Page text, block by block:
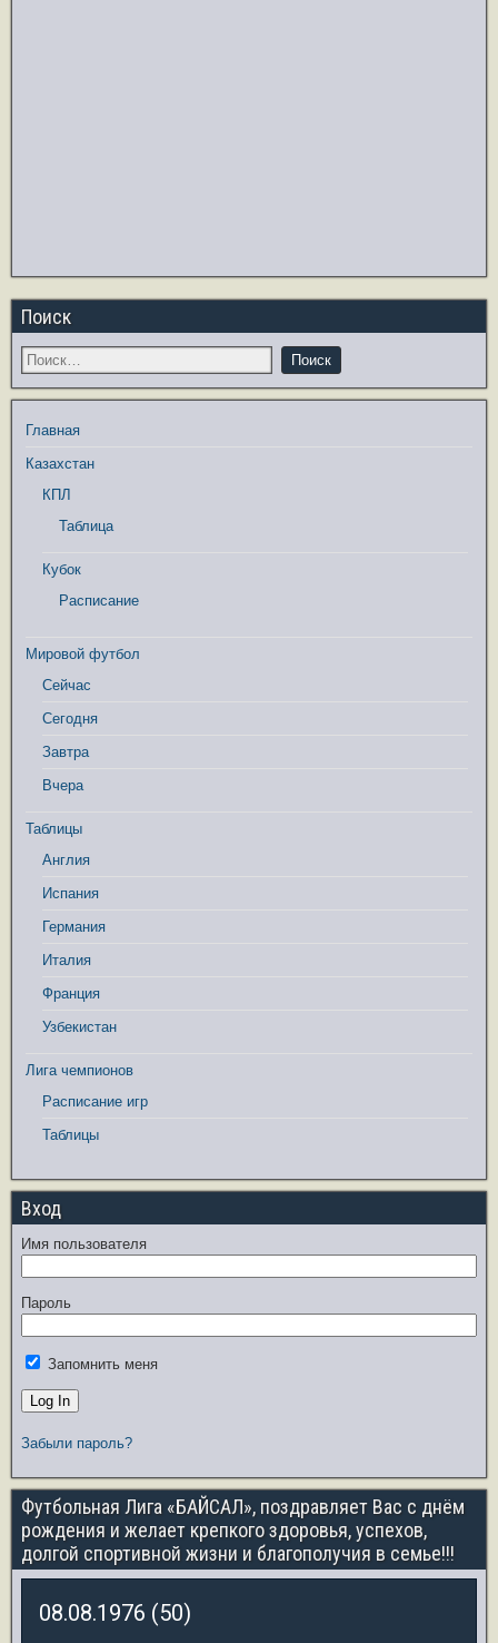
Поиск
Главная
Казахстан
КПЛ
Таблица
Кубок
Расписание
Мировой футбол
Сейчас
Сегодня
Завтра
Вчера
Таблицы
Англия
Испания
Германия
Италия
Франция
Узбекистан
Лига чемпионов
Расписание игр
Таблицы
Вход
Имя пользователя
Пароль
Запомнить меня
Забыли пароль?
Футбольная Лига «БАЙСАЛ», поздравляет Вас с днём
рождения и желает крепкого здоровья, успехов,
долгой спортивной жизни и благополучия в семье!!!
08.08.1976 (50)